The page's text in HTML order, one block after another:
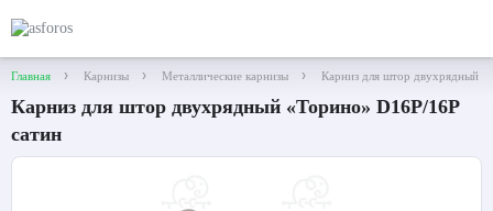
Главная Карнизы Металлические карнизы Карниз для штор двухрядный
Карниз для штор двухрядный «Торино» D16Р/16Р
сатин